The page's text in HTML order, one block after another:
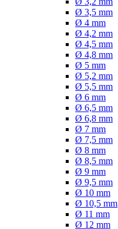
Ø 3,5 mm
Ø 4 mm
Ø 4,2 mm
Ø 4,5 mm
Ø 4,8 mm
Ø 5 mm
Ø 5,2 mm
Ø 5,5 mm
Ø 6 mm
Ø 6,5 mm
Ø 6,8 mm
Ø 7 mm
Ø 7,5 mm
Ø 8 mm
Ø 8,5 mm
Ø 9 mm
Ø 9,5 mm
Ø 10 mm
Ø 10,5 mm
Ø 11 mm
Ø 12 mm